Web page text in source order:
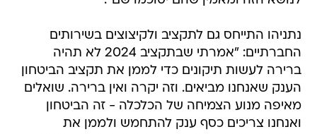
נתניהו התייחס גם לתקציב ולקיצוצים בשירותים
החברתיים: "אמרתי שבתקציב 2024 לא תהיה
ברירה לעשות תיקונים כדי לממן את תקציב הביטחון
הענק שאנחנו מביאים. וזה יקרה ואין ברירה. שואלים
מאיפה מנוע הצמיחה של הכלכלה - זה הביטחון
ואנחנו צריכים כסף ענק להתחמש ולממן את